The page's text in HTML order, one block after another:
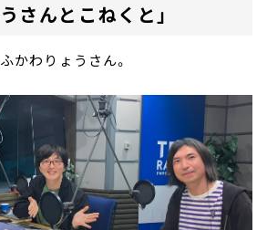
さんとこねくと」
かわりょうさん。